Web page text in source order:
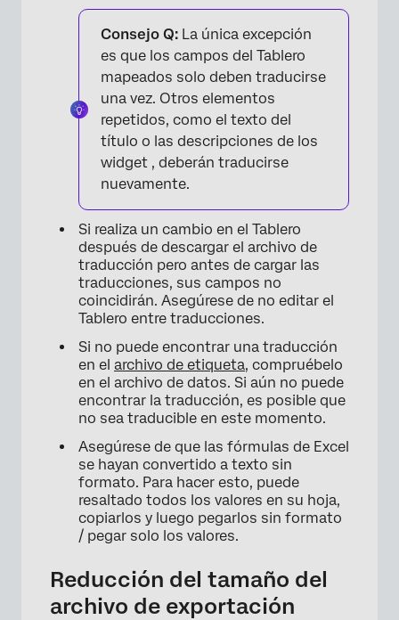
Consejo Q: La única excepción
es que los campos del Tablero
mapeados solo deben traducirse
una vez. Otros elementos
repetidos, como el texto del
título o las descripciones de los
widget , deberán traducirse
nuevamente.
Si realiza un cambio en el Tablero
después de descargar el archivo de
traducción pero antes de cargar las
traducciones, sus campos no
coincidirán. Asegúrese de no editar el
Tablero entre traducciones.
Si no puede encontrar una traducción
en el archivo de etiqueta, compruébelo
en el archivo de datos. Si aún no puede
encontrar la traducción, es posible que
no sea traducible en este momento.
Asegúrese de que las fórmulas de Excel
se hayan convertido a texto sin
formato. Para hacer esto, puede
resaltado todos los valores en su hoja,
copiarlos y luego pegarlos sin formato
/ pegar solo los valores.
Reducción del tamaño del
archivo de exportación